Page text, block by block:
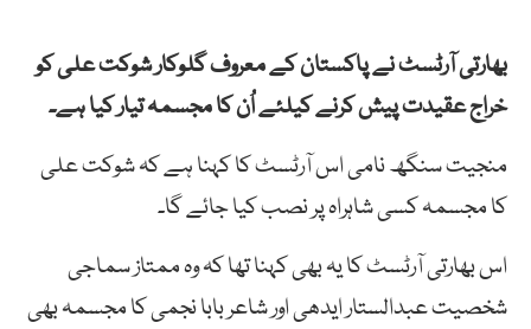
بھارتی آرٹسٹ نے پاکستان کے معروف گلوکار شوکت علی کو
خراج عقیدت پیش کرنے کیلئے اُن کا مجسمہ تیار کیا ہے۔
منجیت سنگھ نامی اس آرٹسٹ کا کہنا ہے کہ شوکت علی
کا مجسمہ کسی شاہراہ پر نصب کیا جائے گا۔
اس بھارتی آرٹسٹ کا یہ بھی کہنا تھا کہ وہ ممتاز سماجی
شخصیت عبدالستار ایدھی اور شاعر بابا نجمی کا مجسمہ بھی